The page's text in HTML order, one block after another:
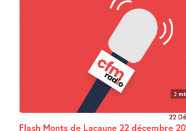
2
22
Flash Monts de Lacaune 22 décembre